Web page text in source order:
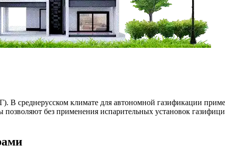
В среднерусском климате для автономной газификации
без применения испарительных установок